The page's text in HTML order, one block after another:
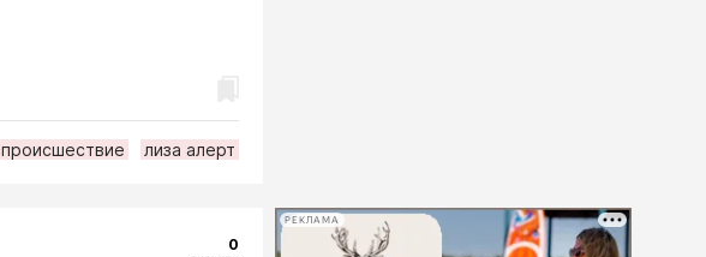
происшествие лиза алерт
0
РЕКЛАМА